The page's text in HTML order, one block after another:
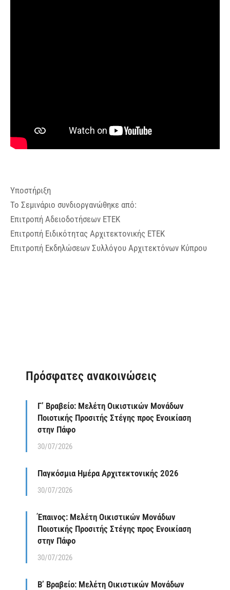
Υποστήριξη
Το Σεμινάριο συνδιοργανώθηκε από:
Eπιτροπή Αδειοδοτήσεων ΕΤΕΚ
Επιτροπή Ειδικότητας Αρχιτεκτονικής ΕΤΕΚ
Επιτροπή Εκδηλώσεων Συλλόγου Αρχιτεκτόνων Κύπρου
Πρόσφατες ανακοινώσεις
Γ’ Βραβείο: Μελέτη Οικιστικών Μονάδων
Ποιοτικής Προσιτής Στέγης προς Ενοικίαση
στην Πάφο
30/07/2026
Παγκόσμια Ημέρα Αρχιτεκτονικής 2026
30/07/2026
Έπαινος: Μελέτη Οικιστικών Μονάδων
Ποιοτικής Προσιτής Στέγης προς Ενοικίαση
στην Πάφο
30/07/2026
Β’ Βραβείο: Μελέτη Οικιστικών Μονάδων